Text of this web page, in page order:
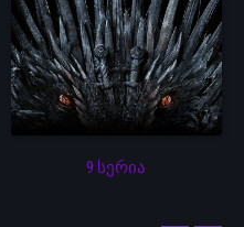
9 სერია